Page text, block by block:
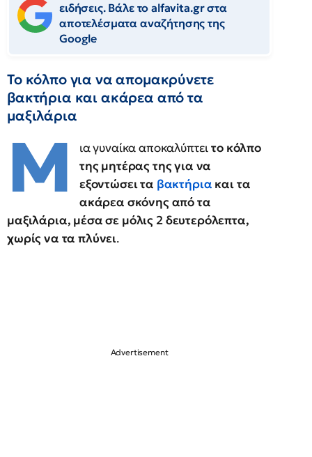
ειδήσεις. Βάλε το alfavita.gr στα
αποτελέσματα αναζήτησης της
Google
Το κόλπο για να απομακρύνετε
βακτήρια και ακάρεα από τα
μαξιλάρια
Μ ια γυναίκα αποκαλύπτειτο κόλπο
της μητέρας της για να
εξοντώσει τα βακτήρια και τα
ακάρεα σκόνης από τα
μαξιλάρια, μέσα σε μόλις 2 δευτερόλεπτα,
χωρίς να τα πλύνει.